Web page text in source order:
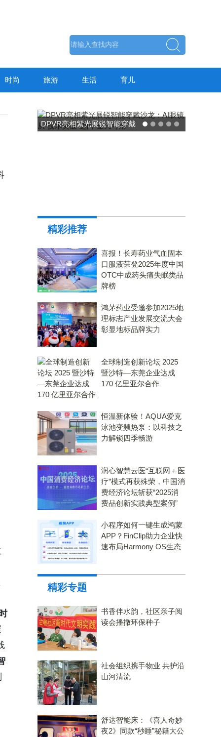
时尚 旅游 生活 育儿
东方药林"雪康保"凝胶型膳食
精彩推荐
喜报！长寿药业气血固本
口服液荣登2025年度中国
OTC中成药头痛失眠类品
牌榜
鸿茅药业受邀参加2025地
理标志产业发展交流大会
彰显地标品牌实力
全球制造创新论坛 2025
暨沙特—东莞企业达成
170 亿里亚尔合作
恒温新体验！AQUA爱克
泳池变频热泵：以科技之
力解锁四季畅游
润心智慧云医“互联网＋医
疗”模式再获殊荣，中国消
费经济论坛斩获“2025消
费品创新实践典型案例”
小程序如何一键生成鸿蒙
APP？FinClip助力企业快
速布局Harmony OS生态
精彩专题
书香伴水韵，社区亲子阅
读会播撒环保种子
社会组织携手物业 共护沿
山河清流
舒达智能床：《喜人奇妙
夜2》同款“秒睡”秘籍大公